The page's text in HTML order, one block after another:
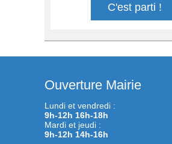
C'est parti !
Ouverture Mairie
Lundi et vendredi :
9h-12h 16h-18h
Mardi et jeudi :
9h-12h 14h-16h